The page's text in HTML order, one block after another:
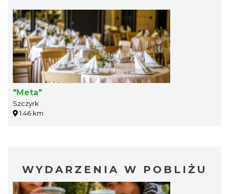
"Meta"
Szczyrk
1.46 km
WYDARZENIA W POBLIŻU